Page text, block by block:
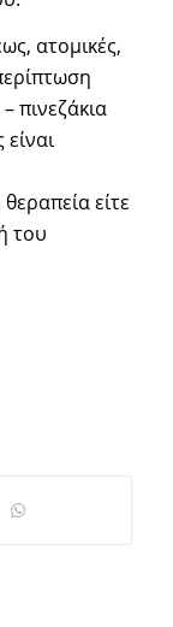
ατομικές,
πινεζάκια
είτε
του